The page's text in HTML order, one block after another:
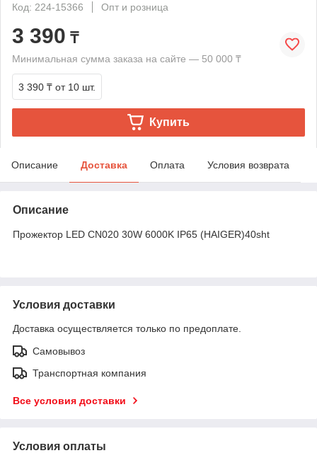
Код: 224-15366
Опт и розница
3 390 ₸
Минимальная сумма заказа на сайте — 50 000 ₸
3 390 ₸ от 10 шт.
Купить
Описание Доставка Оплата Условия возврата
Описание
Прожектор LED CN020 30W 6000K IP65 (HAIGER)40sht
Условия доставки
Доставка осуществляется только по предоплате.
Самовывоз
Транспортная компания
Все условия доставки
Условия оплаты